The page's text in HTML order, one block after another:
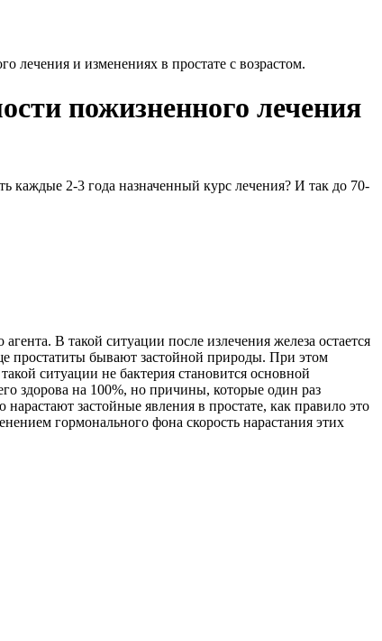
лечения и изменениях в простате с возрастом.
пожизненного лечения
каждые 2-3 года назначенный курс лечения? И так до 70-
В такой ситуации после излечения железа остается
простатиты бывают застойной природы. При этом
ситуации не бактерия становится основной
здорова на 100%, но причины, которые один раз
застойные явления в простате, как правило это
гормонального фона скорость нарастания этих